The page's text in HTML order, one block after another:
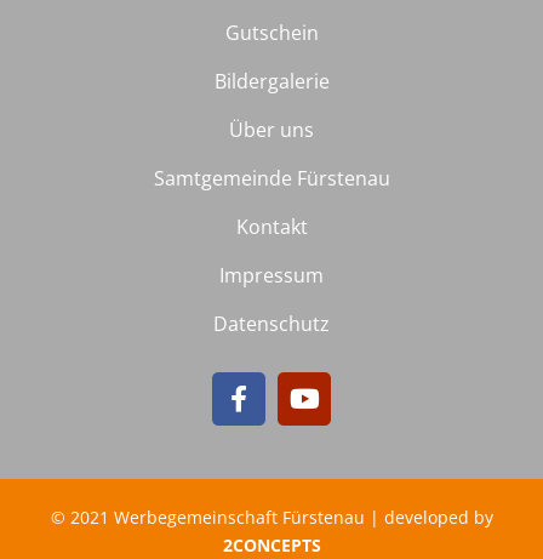
Gutschein
Bildergalerie
Über uns
Samtgemeinde Fürstenau
Kontakt
Impressum
Datenschutz
© 2021 Werbegemeinschaft Fürstenau | developed by
2CONCEPTS